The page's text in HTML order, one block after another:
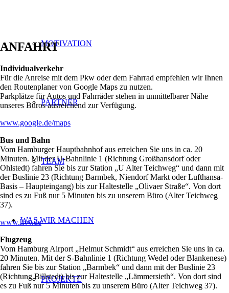
MOTIVATION
PARTNER
TEAM
WAS WIR MACHEN
PROJEKTE
ANFAHRT
Individualverkehr
Für die Anreise mit dem Pkw oder dem Fahrrad empfehlen wir Ihnen
den Routenplaner von Google Maps zu nutzen.
Parkplätze für Autos und Fahrräder stehen in unmittelbarer Nähe
unseres Büros ausreichend zur Verfügung.
www.google.de/maps
Bus und Bahn
Vom Hamburger Hauptbahnhof aus erreichen Sie uns in ca. 20
Minuten. Mit der U-Bahnlinie 1 (Richtung Großhansdorf oder
Ohlstedt) fahren Sie bis zur Station „U Alter Teichweg“ und dann mit
der Buslinie 23 (Richtung Barmbek, Niendorf Markt oder Lufthansa-
Basis – Haupteingang) bis zur Haltestelle „Olivaer Straße“. Von dort
sind es zu Fuß nur 5 Minuten bis zu unserem Büro (Alter Teichweg
37).
www.hvv.de
Flugzeug
Vom Hamburg Airport „Helmut Schmidt“ aus erreichen Sie uns in ca.
20 Minuten. Mit der S-Bahnlinie 1 (Richtung Wedel oder Blankenese)
fahren Sie bis zur Station „Barmbek“ und dann mit der Buslinie 23
(Richtung Billstedt) bis zur Haltestelle „Lämmersieth“. Von dort sind
es zu Fuß nur 5 Minuten bis zu unserem Büro (Alter Teichweg 37).